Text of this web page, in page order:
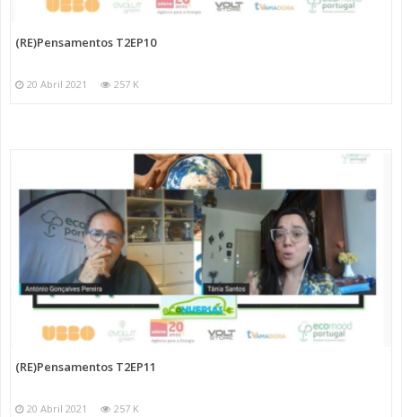
(RE)Pensamentos T2EP10
20 Abril 2021 257 K
(RE)Pensamentos T2EP11
20 Abril 2021 257 K